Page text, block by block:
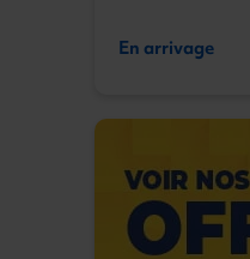
En arrivage